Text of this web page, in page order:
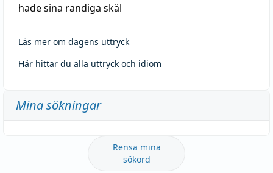
hade sina randiga skäl
Läs mer om dagens uttryck
Här hittar du alla uttryck och idiom
Mina sökningar
Rensa mina
sökord